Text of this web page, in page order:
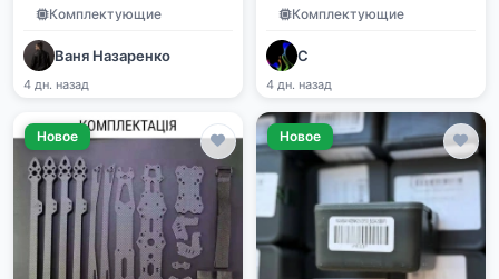
Комплектующие
Ваня Назаренко
4 дн. назад
Комплектующие
С
4 дн. назад
Новое Новое